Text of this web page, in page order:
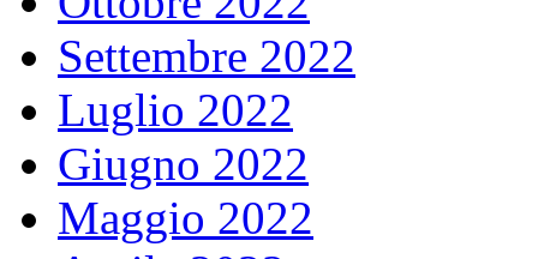
Settembre 2022
Luglio 2022
Giugno 2022
Maggio 2022